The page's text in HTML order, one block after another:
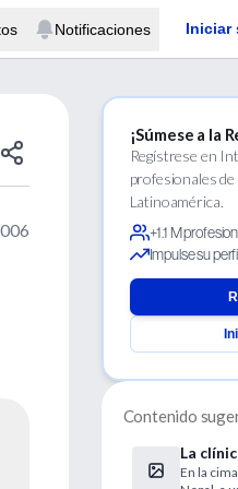
Notificaciones Iniciar
¡Súmese a la
Regístrese en
profesionales
Latinoamérica.
+1.1 M
Impulse su
Contenido
La
mundo
En la